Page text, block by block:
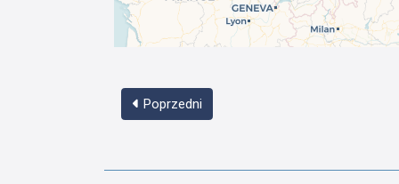
Poprzedni